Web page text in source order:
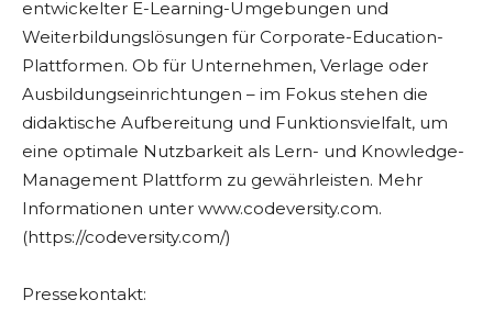
entwickelter E-Learning-Umgebungen und
Weiterbildungslösungen für Corporate-Education-
Plattformen. Ob für Unternehmen, Verlage oder
Ausbildungseinrichtungen – im Fokus stehen die
didaktische Aufbereitung und Funktionsvielfalt, um
eine optimale Nutzbarkeit als Lern- und Knowledge-
Management Plattform zu gewährleisten. Mehr
Informationen unter www.codeversity.com.
(https://codeversity.com/)
Pressekontakt: